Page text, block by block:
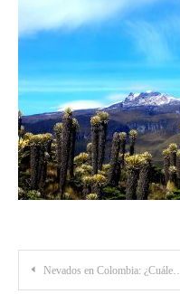
Post
Nevados en Colombia: ¿Cuáles son los más altos?